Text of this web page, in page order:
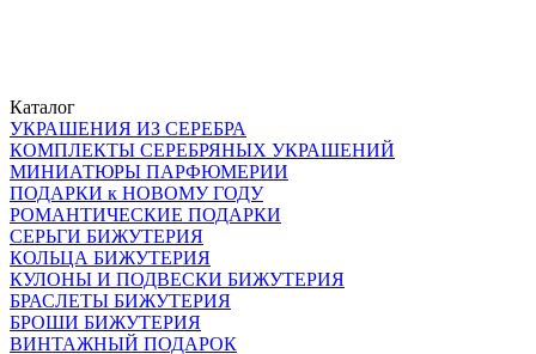
Каталог
УКРАШЕНИЯ ИЗ СЕРЕБРА
КОМПЛЕКТЫ СЕРЕБРЯНЫХ УКРАШЕНИЙ
МИНИАТЮРЫ ПАРФЮМЕРИИ
ПОДАРКИ к НОВОМУ ГОДУ
РОМАНТИЧЕСКИЕ ПОДАРКИ
СЕРЬГИ БИЖУТЕРИЯ
КОЛЬЦА БИЖУТЕРИЯ
КУЛОНЫ И ПОДВЕСКИ БИЖУТЕРИЯ
БРАСЛЕТЫ БИЖУТЕРИЯ
БРОШИ БИЖУТЕРИЯ
ВИНТАЖНЫЙ ПОДАРОК